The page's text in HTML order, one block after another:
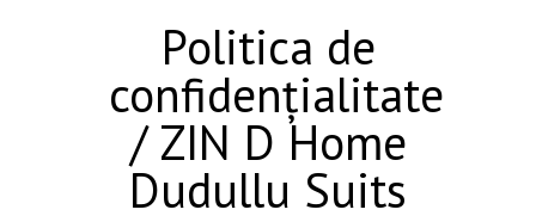
Politica de
confidențialitate
/ ZIN D Home
Dudullu Suits